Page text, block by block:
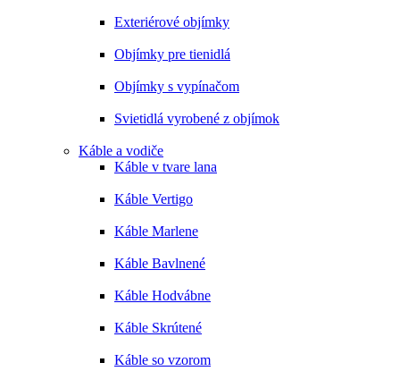
Exteriérové objímky
Objímky pre tienidlá
Objímky s vypínačom
Svietidlá vyrobené z objímok
Káble a vodiče
Káble v tvare lana
Káble Vertigo
Káble Marlene
Káble Bavlnené
Káble Hodvábne
Káble Skrútené
Káble so vzorom